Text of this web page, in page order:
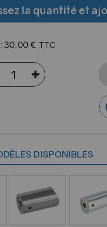
la quantité et
30,00€ TTC
DISPONIBLES